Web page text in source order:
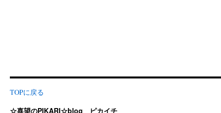
TOPに戻る
☆喜望のPIKARI☆blog ピカイチ